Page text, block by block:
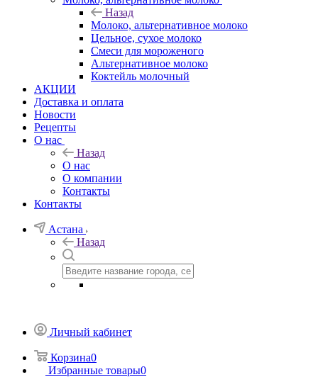
Назад
Молоко, альтернативное молоко
Цельное, сухое молоко
Смеси для мороженого
Альтернативное молоко
Коктейль молочный
АКЦИИ
Доставка и оплата
Новости
Рецепты
О нас
Назад
О нас
О компании
Контакты
Контакты
Астана
Назад
Личный кабинет
Корзина0
Избранные товары0